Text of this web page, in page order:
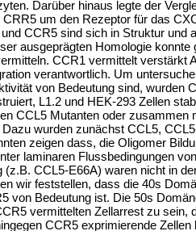
Darüber hinaus legte der
um den Rezeptor für das
CCR5 sind sich in Struktur und
ausgeprägten Homologie konnte
CCR1 vermittelt verstärkt
verantwortlich. Um
von Bedeutung sind, wurden
L1.2 und HEK-293 Zellen
CCL5 Mutanten oder zusammen
wurden zunächst CCL5,
zeigen dass, die Oligomer
laminaren Flussbedingungen
CCL5-E66A) waren nicht in
wir feststellen, dass die 40s
von Bedeutung ist. Die 50s
vermittelten Zellarrest zu sein,
CCR5 exprimierende Zellen